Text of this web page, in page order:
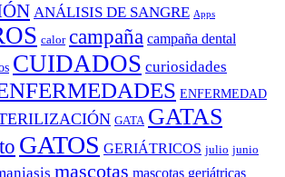
ANÁLISIS DE SANGRE Apps
calor campaña campaña dental
CUIDADOS curiosidades
ENFERMEDAD
GATA GATAS
GATOS GERIÁTRICOS julio junio
mascotas mascotas geriátricas